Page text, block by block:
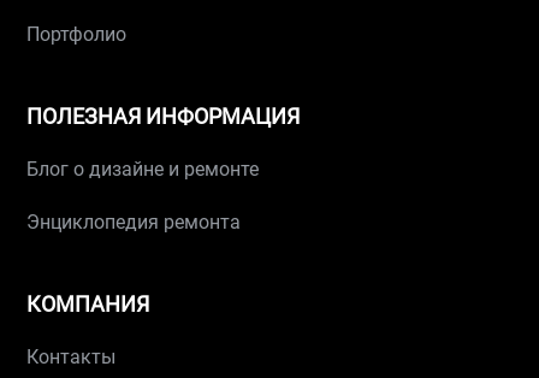
Портфолио
ПОЛЕЗНАЯ ИНФОРМАЦИЯ
Блог о дизайне и ремонте
Энциклопедия ремонта
КОМПАНИЯ
Контакты